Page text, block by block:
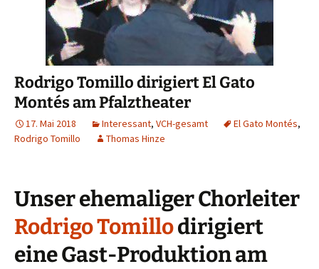
Rodrigo Tomillo dirigiert El Gato
Montés am Pfalztheater
17. Mai 2018 Interessant, VCH-gesamt El Gato Montés,
Rodrigo Tomillo
Thomas Hinze
Unser ehemaliger Chorleiter
Rodrigo Tomillodirigiert
eine Gast-Produktion am